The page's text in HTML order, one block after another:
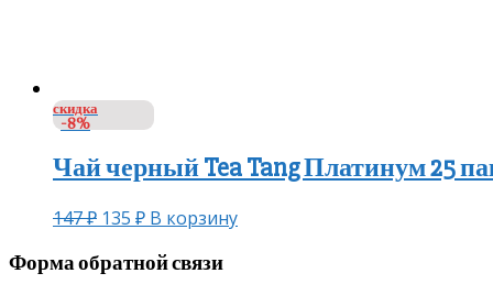
скидка
-8%
Чай черный Tea Tang Платинум 25
147₽ 135 ₽ В корзину
Форма обратной связи